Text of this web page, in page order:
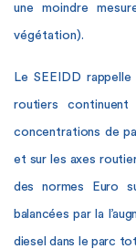
une moindre
végétation).
Le SEEIDD
routiers
concentrations de
et sur les axes
des normes Euro
balancées par la
diesel dans le parc